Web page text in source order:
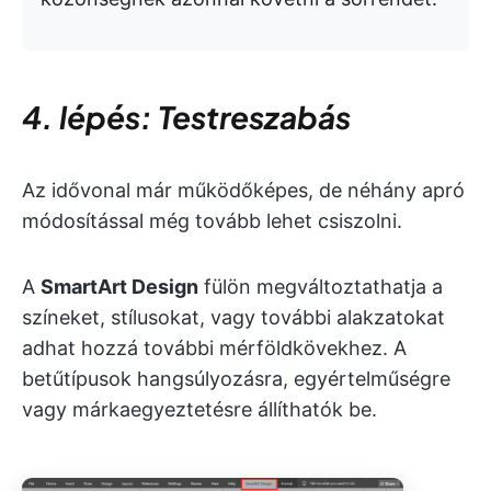
4. lépés: Testreszabás
Az idővonal már működőképes, de néhány apró
módosítással még tovább lehet csiszolni.
A SmartArt Design fülön megváltoztathatja a
színeket, stílusokat, vagy további alakzatokat
adhat hozzá további mérföldkövekhez. A
betűtípusok hangsúlyozásra, egyértelműségre
vagy márkaegyeztetésre állíthatók be.